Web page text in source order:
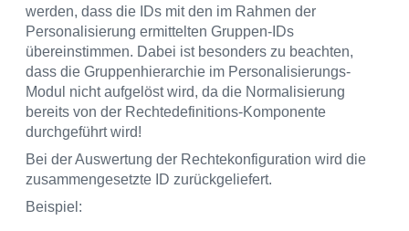
werden, dass die IDs mit den im Rahmen der
Personalisierung ermittelten Gruppen-IDs
übereinstimmen. Dabei ist besonders zu beachten,
dass die Gruppenhierarchie im Personalisierungs-
Modul nicht aufgelöst wird, da die Normalisierung
bereits von der Rechtedefinitions-Komponente
durchgeführt wird!
Bei der Auswertung der Rechtekonfiguration wird die
zusammengesetzte ID zurückgeliefert.
Beispiel: